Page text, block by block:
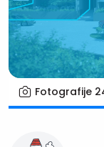
Fotografije